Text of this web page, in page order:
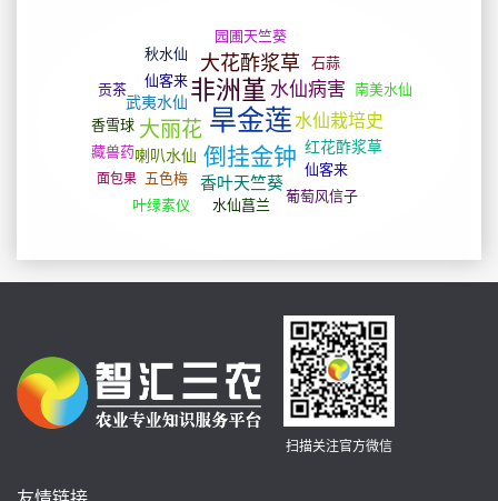
扫描关注官方微信